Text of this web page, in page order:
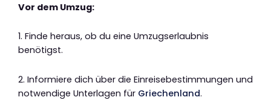
Vor dem Umzug:
1. Finde heraus, ob du eine Umzugserlaubnis
benötigst.
2. Informiere dich über die Einreisebestimmungen und
notwendige Unterlagen für Griechenland.